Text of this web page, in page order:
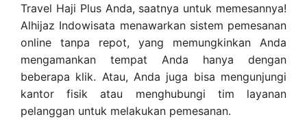
Travel Haji Plus Anda, saatnya untuk memesannya!
Alhijaz Indowisata menawarkan sistem pemesanan
online tanpa repot, yang memungkinkan Anda
mengamankan tempat Anda hanya dengan
beberapa klik. Atau, Anda juga bisa mengunjungi
kantor fisik atau menghubungi tim layanan
pelanggan untuk melakukan pemesanan.